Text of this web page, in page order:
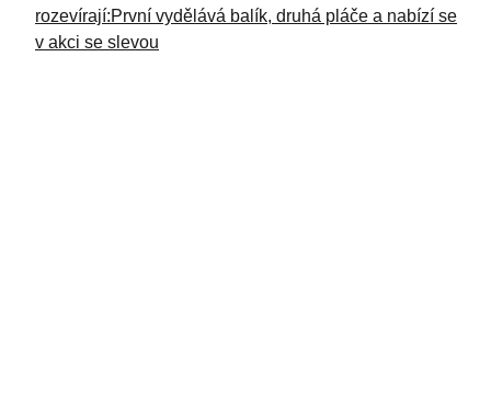
rozevírají:První vydělává balík, druhá pláče a nabízí se
v akci se slevou